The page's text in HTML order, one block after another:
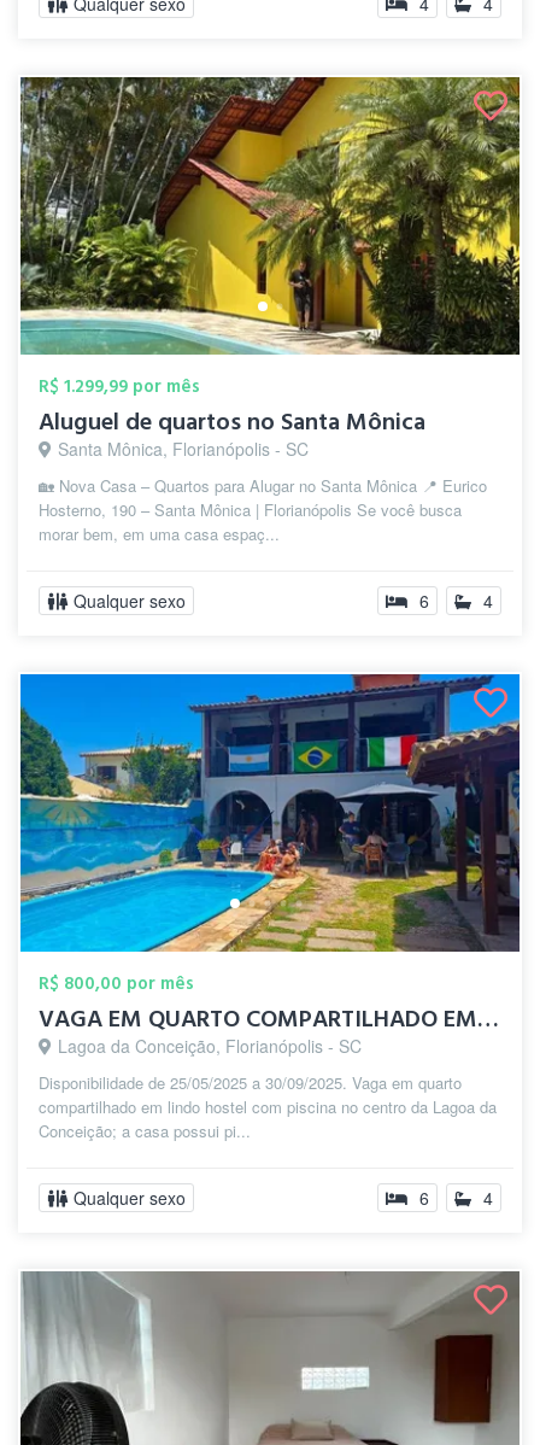
R$ 1.299,99 por mês
Aluguel de quartos no Santa Mônica
Santa Mônica, Florianópolis - SC
🏡 Nova Casa – Quartos para Alugar no Santa Mônica 📍 Eurico
Hosterno, 190 – Santa Mônica | Florianópolis Se você busca
morar bem, em uma casa espaç...
Qualquer sexo 6 4
R$ 800,00 por mês
VAGA EM QUARTO COMPARTILHADO EM HOSTEL C...
Lagoa da Conceição, Florianópolis - SC
Disponibilidade de 25/05/2025 a 30/09/2025. Vaga em quarto
compartilhado em lindo hostel com piscina no centro da Lagoa da
Conceição; a casa possui pi...
Qualquer sexo 6 4